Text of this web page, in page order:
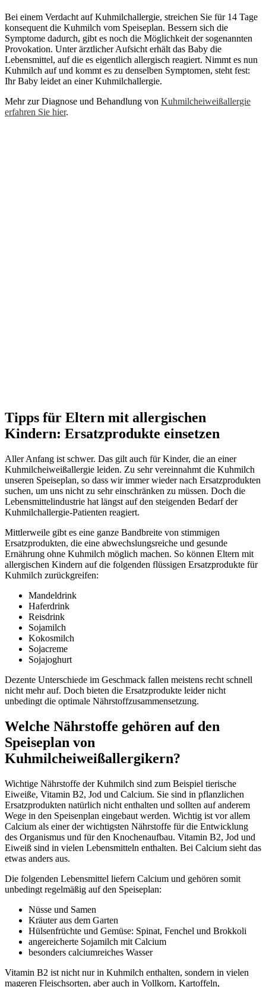
Bei einem Verdacht auf Kuhmilchallergie, streichen Sie für 14 Tage
konsequent die Kuhmilch vom Speiseplan. Bessern sich die
Symptome dadurch, gibt es noch die Möglichkeit der sogenannten
Provokation. Unter ärztlicher Aufsicht erhält das Baby die
Lebensmittel, auf die es eigentlich allergisch reagiert. Nimmt es nun
Kuhmilch auf und kommt es zu denselben Symptomen, steht fest:
Ihr Baby leidet an einer Kuhmilchallergie.
Mehr zur Diagnose und Behandlung von Kuhmilcheiweißallergie
erfahren Sie hier.
Tipps für Eltern mit allergischen
Kindern: Ersatzprodukte einsetzen
Aller Anfang ist schwer. Das gilt auch für Kinder, die an einer
Kuhmilcheiweißallergie leiden. Zu sehr vereinnahmt die Kuhmilch
unseren Speiseplan, so dass wir immer wieder nach Ersatzprodukten
suchen, um uns nicht zu sehr einschränken zu müssen. Doch die
Lebensmittelindustrie hat längst auf den steigenden Bedarf der
Kuhmilchallergie-Patienten reagiert.
Mittlerweile gibt es eine ganze Bandbreite von stimmigen
Ersatzprodukten, die eine abwechslungsreiche und gesunde
Ernährung ohne Kuhmilch möglich machen. So können Eltern mit
allergischen Kindern auf die folgenden flüssigen Ersatzprodukte für
Kuhmilch zurückgreifen:
Mandeldrink
Haferdrink
Reisdrink
Sojamilch
Kokosmilch
Sojacreme
Sojajoghurt
Dezente Unterschiede im Geschmack fallen meistens recht schnell
nicht mehr auf. Doch bieten die Ersatzprodukte leider nicht
unbedingt die optimale Nährstoffzusammensetzung.
Welche Nährstoffe gehören auf den
Speiseplan von
Kuhmilcheiweißallergikern?
Wichtige Nährstoffe der Kuhmilch sind zum Beispiel tierische
Eiweiße, Vitamin B2, Jod und Calcium. Sie sind in pflanzlichen
Ersatzprodukten natürlich nicht enthalten und sollten auf anderem
Wege in den Speisenplan eingebaut werden. Wichtig ist vor allem
Calcium als einer der wichtigsten Nährstoffe für die Entwicklung
des Organismus und für den Knochenaufbau. Vitamin B2, Jod und
Eiweiß sind in vielen Lebensmitteln enthalten. Bei Calcium sieht das
etwas anders aus.
Die folgenden Lebensmittel liefern Calcium und gehören somit
unbedingt regelmäßig auf den Speiseplan:
Nüsse und Samen
Kräuter aus dem Garten
Hülsenfrüchte und Gemüse: Spinat, Fenchel und Brokkoli
angereicherte Sojamilch mit Calcium
besonders calciumreiches Wasser
Vitamin B2 ist nicht nur in Kuhmilch enthalten, sondern in vielen
mageren Fleischsorten, aber auch in Vollkorn, Kartoffeln,